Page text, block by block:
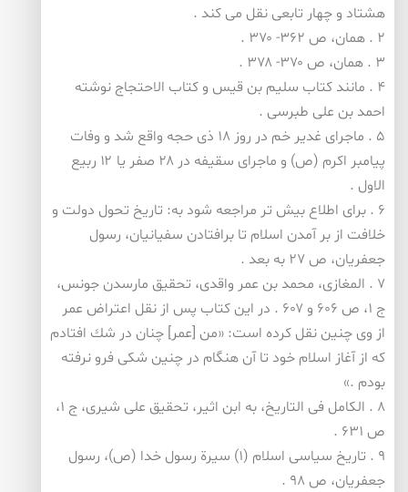
هشتاد و چهار تابعی نقل می كند .
۲ . همان، ص ۳۶۲- ۳۷۰ .
۳ . همان، ص ۳۷۰- ۳۷۸ .
۴ . مانند كتاب سلیم بن قیس و كتاب الاحتجاج نوشته
احمد بن علی طبرسی .
۵ . ماجرای غدیر خم در روز ۱۸ ذی حجه واقع شد و وفات
پیامبر اكرم (ص) و ماجرای سقیفه در ۲۸ صفر یا ۱۲ ربیع
الاول .
۶ . برای اطلاع بیش تر مراجعه شود به: تاریخ تحول دولت و
خلافت از بر آمدن اسلام تا برافتادن سفیانیان، رسول
جعفریان، ص ۲۷ به بعد .
۷ . المغازی، محمد بن عمر واقدی، تحقیق مارسدن جونس،
ج ۱، ص ۶۰۶ و ۶۰۷ . در این كتاب پس از نقل اعتراض عمر
از وی چنین نقل كرده است: «من [عمر] چنان در شك افتادم
كه از آغاز اسلام خود تا آن هنگام در چنین شكی فرو نرفته
بودم .»
۸ . الكامل فی التاریخ، به ابن اثیر، تحقیق علی شیری، ج ۱،
ص ۶۳۱ .
۹ . تاریخ سیاسی اسلام (۱) سیرة رسول خدا (ص)، رسول
جعفریان، ص ۹۸ .